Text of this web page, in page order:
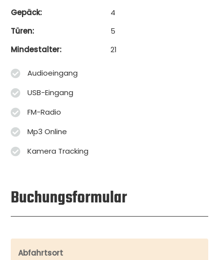
Gepäck:
4
Türen:
5
Mindestalter:
21
Audioeingang
USB-Eingang
FM-Radio
Mp3 Online
Kamera Tracking
Buchungsformular
Abfahrtsort